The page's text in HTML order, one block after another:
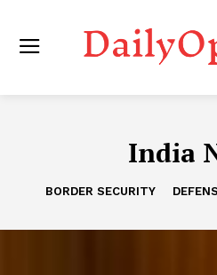
India
BORDER SECURITY